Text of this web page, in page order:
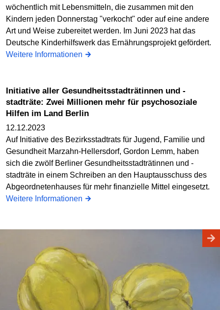
wöchentlich mit Lebensmitteln, die zusammen mit den
Kindern jeden Donnerstag "verkocht" oder auf eine andere
Art und Weise zubereitet werden. Im Juni 2023 hat das
Deutsche Kinderhilfswerk das Ernährungsprojekt gefördert.
Weitere Informationen
Initiative aller Gesundheitsstadträtinnen und -
stadträte: Zwei Millionen mehr für psychosoziale
Hilfen im Land Berlin
12.12.2023
Auf Initiative des Bezirksstadtrats für Jugend, Familie und
Gesundheit Marzahn-Hellersdorf, Gordon Lemm, haben
sich die zwölf Berliner Gesundheitsstadträtinnen und -
stadträte in einem Schreiben an den Hauptausschuss des
Abgeordnetenhauses für mehr finanzielle Mittel eingesetzt.
Weitere Informationen